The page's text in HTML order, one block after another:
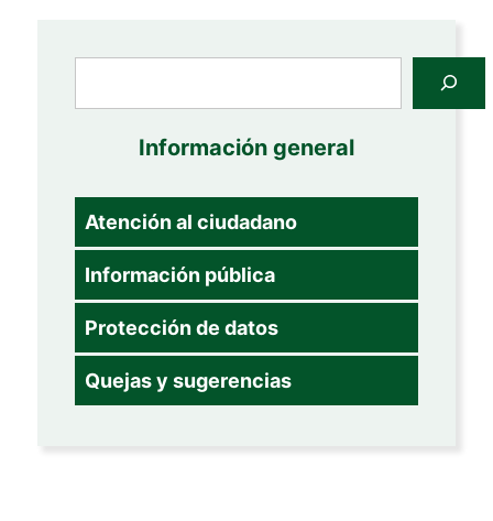
Información general
Atención al ciudadano
Información pública
Protección de datos
Quejas y sugerencias